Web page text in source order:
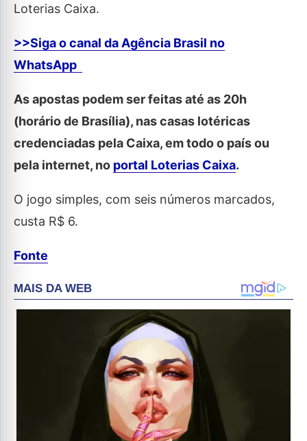
Loterias Caixa.
>>Siga o canal da Agência Brasil no
WhatsApp
As apostas podem ser feitas até as 20h
(horário de Brasília), nas casas lotéricas
credenciadas pela Caixa, em todo o país ou
pela internet, no portal Loterias Caixa.
O jogo simples, com seis números marcados,
custa R$ 6.
Fonte